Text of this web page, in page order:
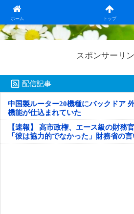
ホーム トップ
日本第一！ニュース録
スポンサーリ
配信記事
中国製ルーター20機種にバックドア
機能が仕込まれていた
【速報】 高市政権、エース級の財務
「彼は協力的でなかった」財務省の
判明